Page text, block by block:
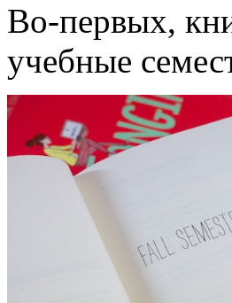
Во-первых,
учебные